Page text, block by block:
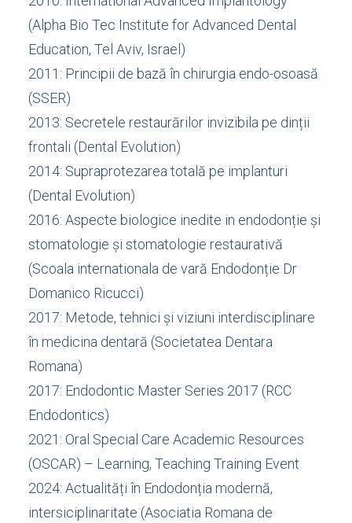
(Alpha Bio Tec Institute for Advanced Dental
Education, Tel Aviv, Israel)
2011: Principii de bază în chirurgia endo-osoasă
(SSER)
2013: Secretele restaurărilor invizibila pe dinții
frontali (Dental Evolution)
2014: Supraprotezarea totală pe implanturi
(Dental Evolution)
2016: Aspecte biologice inedite in endodonție și
stomatologie și stomatologie restaurativă
(Scoala internationala de vară Endodonție Dr
Domanico Ricucci)
2017: Metode, tehnici și viziuni interdisciplinare
în medicina dentară (Societatea Dentara
Romana)
2017: Endodontic Master Series 2017 (RCC
Endodontics)
2021: Oral Special Care Academic Resources
(OSCAR) – Learning, Teaching Training Event
2024: Actualități în Endodonția modernă,
intersiciplinaritate (Asociatia Romana de